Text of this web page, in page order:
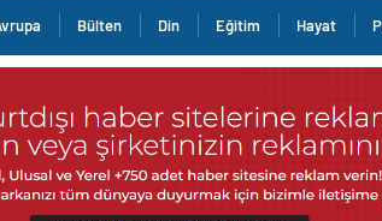
Bülten Din Eğitim Hayat